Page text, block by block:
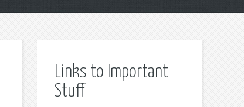
Links to Important
Stuff